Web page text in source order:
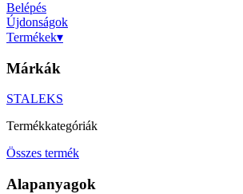
Belépés
Újdonságok
Termékek▾
Márkák
STALEKS
Termékkategóriák
Összes termék
Alapanyagok